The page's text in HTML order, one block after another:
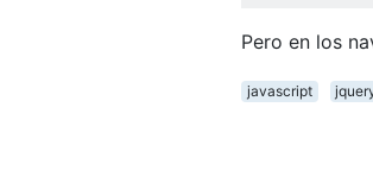
Pero en los
javascript